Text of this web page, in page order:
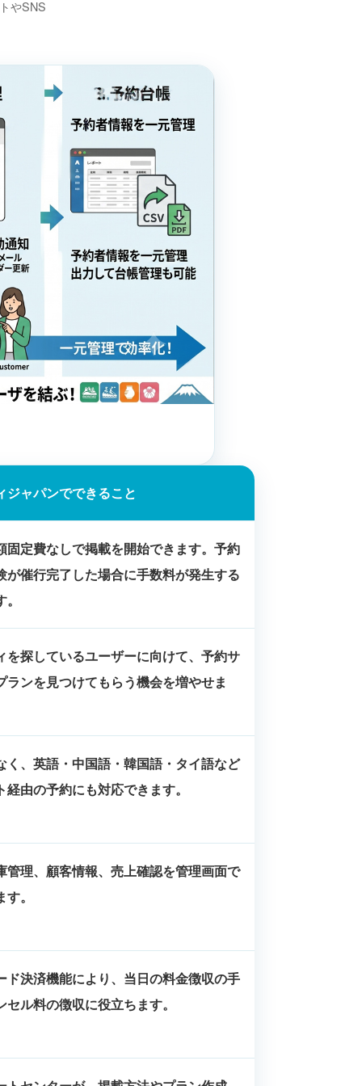
やSNS
ジャパンでできること
固定費なしで掲載を開始できます。予約
が催行完了した場合に手数料が発生する
を探しているユーザーに向けて、予約サ
ランを見つけてもらう機会を増やせま
く、英語・中国語・韓国語・タイ語など
由の予約にも対応できます。
管理、顧客情報、売上確認を管理画面で
。
ド決済機能により、当日の料金徴収の手
ル料の徴収に役立ちます。